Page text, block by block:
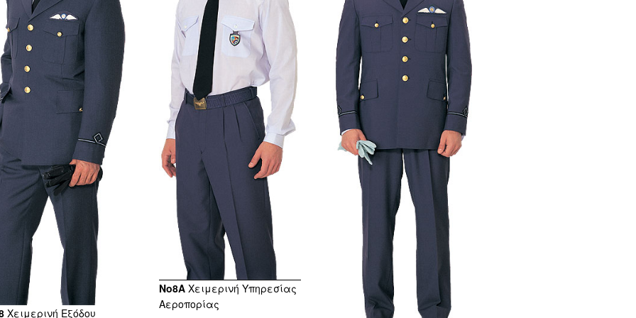
Χειμερινή Εξόδου
No8A Χειμερινή Υπηρεσίας
Αεροπορίας